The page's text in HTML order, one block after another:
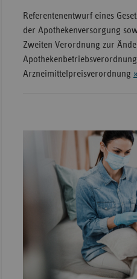
Referentenentwurf eines
der Apothekenversorgung
Zweiten Verordnung zur
Arzneimittelpreisverordnung